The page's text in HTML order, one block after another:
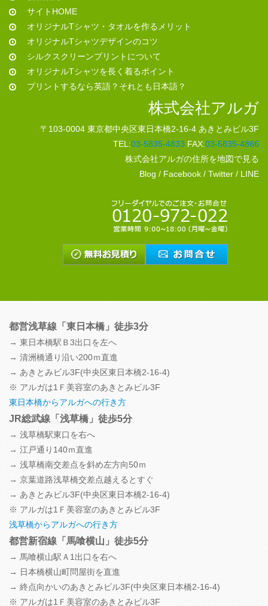
サイトHOME
オリジナルTシャツ・タオルを作るメリット
オリジナルTシャツデザインのコツ
シルクスクリーンプリントについて
オリジナルTシャツを長く着るポイント
プリントするなら英語？それとも日本語？
株式会社アルガ
〒103-0004 東京都中央区東日本橋2-16-4 あきとみビル3F
TEL:03-5835-4833 FAX:03-5835-4866
株式会社アルガの住所を地図で見る
Blog / Facebook / Twitter / LINE
都営浅草線「東日本橋」徒歩3分
→ 東日本橋駅Ｂ3出口を左へ
→ 清洲橋通り沿い200ｍ直進
→ あきとみビル3F(中央区東日本橋2-16-4)
※ アルガは1Ｆ美容室のあきとみビル3F
東日本橋からアルガへの行き方
JR総武線「浅草橋」徒歩5分
→ 浅草橋駅東口を右へ
→ 江戸通り140ｍ直進
→ 浅草橋南交差点を斜め左方向50ｍ
→ 京葉道路浅草橋交差点越えるとすぐ
→ あきとみビル3F(中央区東日本橋2-16-4)
※ アルガは1Ｆ美容室のあきとみビル3F
浅草橋からアルガへの行き方
都営新宿線「馬喰横山」徒歩5分
→ 馬喰横山駅Ａ1出口を右へ
→ 日本橋横山町問屋街を直進
→ 終点向かいのあきとみビル3F(中央区東日本橋2-16-4)
※ アルガは1Ｆ美容室のあきとみビル3F